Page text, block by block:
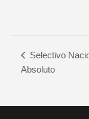
Selectivo
Absoluto